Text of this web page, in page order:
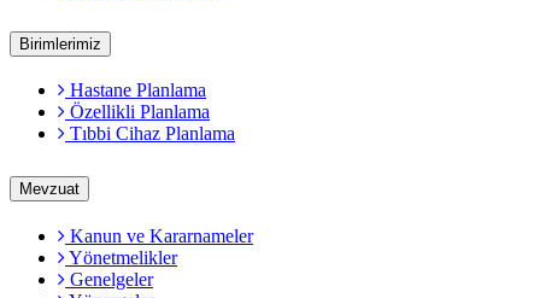
Birimlerimiz
Hastane Planlama
Özellikli Planlama
Tıbbi Cihaz Planlama
Mevzuat
Kanun ve Kararnameler
Yönetmelikler
Genelgeler